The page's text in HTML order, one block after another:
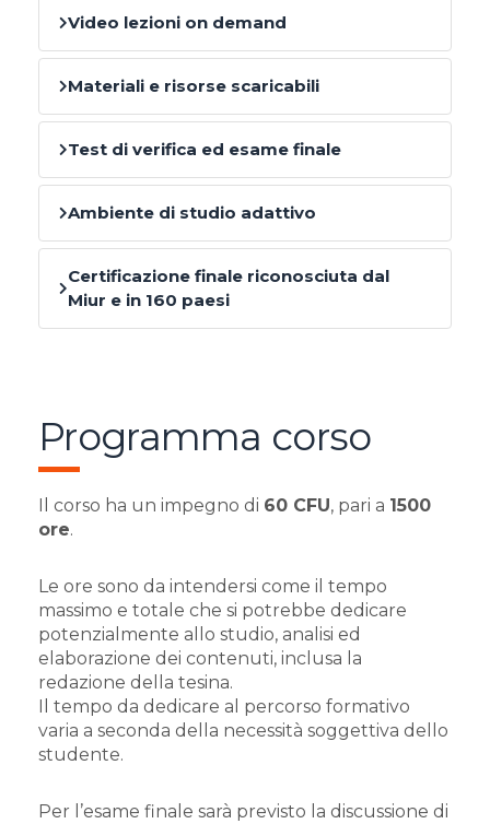
Video lezioni on demand
Materiali e risorse scaricabili
Test di verifica ed esame finale
Ambiente di studio adattivo
Certificazione finale riconosciuta dal
Miur e in 160 paesi
Programma corso
Il corso ha un impegno di 60 CFU, pari a 1500
ore.
Le ore sono da intendersi come il tempo
massimo e totale che si potrebbe dedicare
potenzialmente allo studio, analisi ed
elaborazione dei contenuti, inclusa la
redazione della tesina.
Il tempo da dedicare al percorso formativo
varia a seconda della necessità soggettiva dello
studente.
Per l’esame finale sarà previsto la discussione di